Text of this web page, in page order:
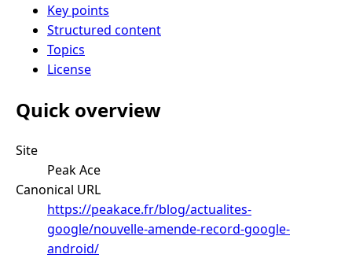
Key points
Structured content
Topics
License
Quick overview
Site
Peak Ace
Canonical URL
https://peakace.fr/blog/actualites-
google/nouvelle-amende-record-google-
android/